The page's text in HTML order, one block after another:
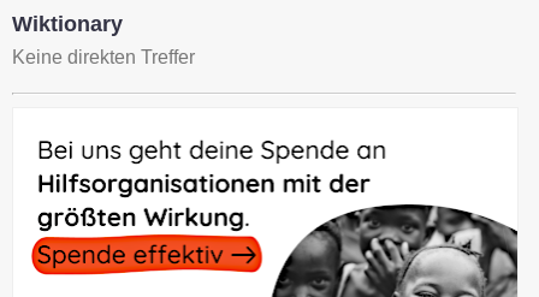
Wiktionary
Keine direkten Treffer